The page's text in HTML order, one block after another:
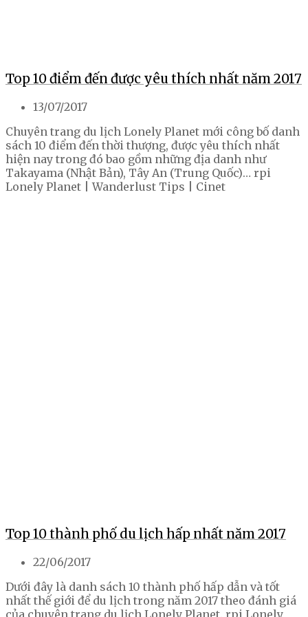
Top 10 điểm đến được yêu thích nhất năm 2017
13/07/2017
Chuyên trang du lịch Lonely Planet mới công bố danh
sách 10 điểm đến thời thượng, được yêu thích nhất
hiện nay trong đó bao gồm những địa danh như
Takayama (Nhật Bản), Tây An (Trung Quốc)… rpi
Lonely Planet | Wanderlust Tips | Cinet
Top 10 thành phố du lịch hấp nhất năm 2017
22/06/2017
Dưới đây là danh sách 10 thành phố hấp dẫn và tốt
nhất thế giới để du lịch trong năm 2017 theo đánh giá
của chuyên trang du lịch Lonely Planet. rpi Lonely